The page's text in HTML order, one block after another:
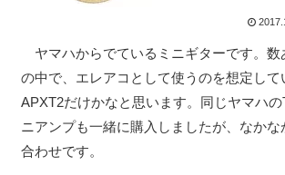
ヤマハからでているミニギターです。数
の中で、エレアコとして使うのを想定して
APXT2だけかなと思います。同じヤマハの
ニアンプも一緒に購入しましたが、なかな
合わせです。